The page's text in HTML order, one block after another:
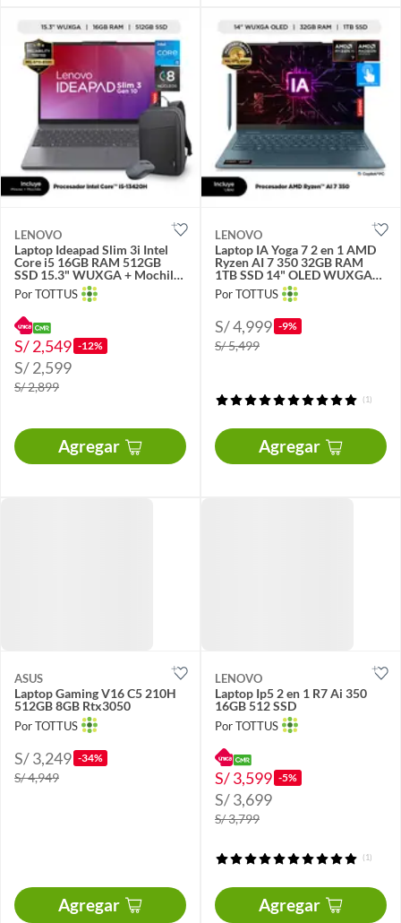
LENOVO
Laptop Ideapad Slim 3i Intel
Core i5 16GB RAM 512GB
SSD 15.3" WUXGA + Mochila
y Mouse
Por TOTTUS
S/ 2,549 -12%
S/ 2,599
S/ 2,899
Agregar
LENOVO
Laptop IA Yoga 7 2 en 1 AMD
Ryzen AI 7 350 32GB RAM
1TB SSD 14" OLED WUXGA
táctil
Por TOTTUS
S/ 4,999 -9%
S/ 5,499
(1)
Agregar
ASUS
Laptop Gaming V16 C5 210H
512GB 8GB Rtx3050
Por TOTTUS
S/ 3,249 -34%
S/ 4,949
Agregar
LENOVO
Laptop Ip5 2 en 1 R7 Ai 350
16GB 512 SSD
Por TOTTUS
S/ 3,599 -5%
S/ 3,699
S/ 3,799
(1)
Agregar